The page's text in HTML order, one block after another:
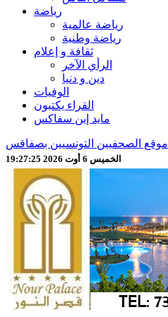
رياضة
رياضة عالمية
رياضة وطنية
ثقافة و إعلام
الرأي الآخر
دين و دنيا
الوفيات
القراء يكتبون
مايد إين سفاكس
موقع الصحفيين التونسيين بصفاقس
الخميس 6 أوت 2026 19:27:27